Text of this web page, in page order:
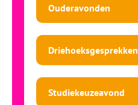
Ouderavonden
Driehoeksgesprekken
Studiekeuzeavond